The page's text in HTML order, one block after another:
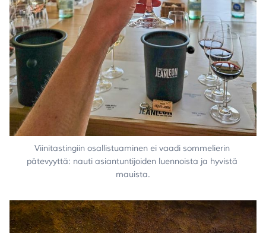
Viinitastingiin osallistuaminen ei vaadi sommelierin
pätevyyttä: nauti asiantuntijoiden luennoista ja hyvistä
mauista.